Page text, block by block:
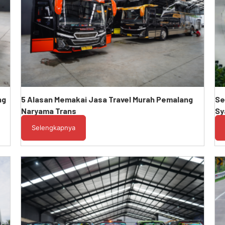
5 Alasan Memakai Jasa Travel Murah Pemalang
Naryama Trans
Selengkapnya